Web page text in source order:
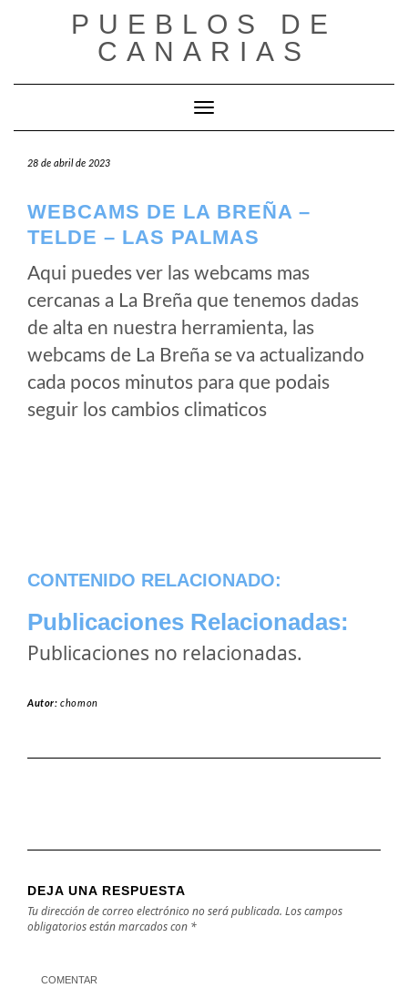
PUEBLOS DE
CANARIAS
Cambiar modo de navegación
28 de abril de 2023
WEBCAMS DE LA BREÑA –
TELDE – LAS PALMAS
Aqui puedes ver las webcams mas
cercanas a La Breña que tenemos dadas
de alta en nuestra herramienta, las
webcams de La Breña se va actualizando
cada pocos minutos para que podais
seguir los cambios climaticos
CONTENIDO RELACIONADO:
Publicaciones Relacionadas:
Publicaciones no relacionadas.
Autor:chomon
DEJA UNA RESPUESTA
Tu dirección de correo electrónico no será publicada. Los campos
obligatorios están marcados con *
COMENTAR